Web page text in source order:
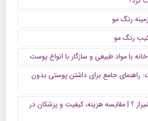
رنگ مو
رنگ مو
با مواد طبیعی و سازگار با انواع پوست
راهنمای جامع برای داشتن پوستی بدون
؟ | مقایسه هزینه، کیفیت و پزشکان در